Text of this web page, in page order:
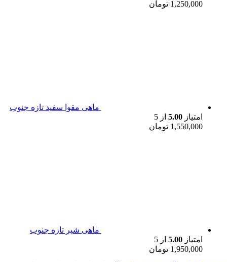
1,250,000 تومان
ماهی مقوا سفید تازه جنوب
امتیاز 5.00 از 5
1,550,000 تومان
ماهی شیر تازه جنوب
امتیاز 5.00 از 5
1,950,000 تومان